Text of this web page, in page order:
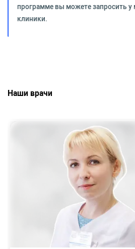
программе вы можете запросить
клиники.
Наши врачи